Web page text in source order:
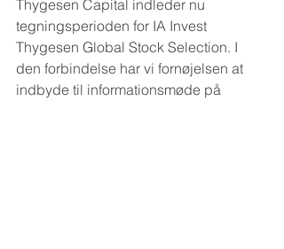
Thygesen Capital indleder nu
tegningsperioden for IA Invest
Thygesen Global Stock Selection. I
den forbindelse har vi fornøjelsen at
indbyde til informationsmøde på